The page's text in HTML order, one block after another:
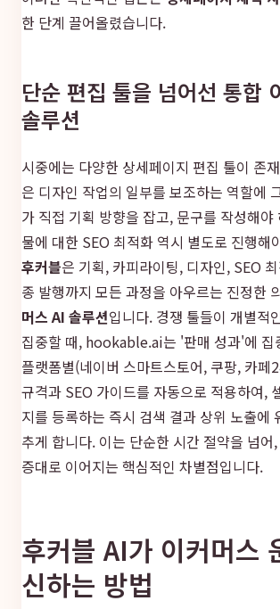
한 단계 끌어올렸습니다.
단순 편집 툴을 넘어선 통합
솔루션
시중에는 다양한 상세페이지 편집 툴이 존
은 디자인 작업의 일부를 보조하는 역할에
가 직접 기획 방향을 잡고, 문구를 작성해야
물에 대한 SEO 최적화 역시 별도로 진행해
후커블은 기획, 카피라이팅, 디자인, SEO
종 발행까지 모든 과정을 아우르는 진정한
머스 AI 솔루션입니다. 경쟁 툴들이 개별적
집중할 때, hookable.ai는 '판매 성과'에 집
플랫폼별(네이버 스마트스토어, 쿠팡, 카페
규격과 SEO 가이드를 자동으로 적용하여,
지를 등록하는 즉시 검색 결과 상위 노출에
추게 합니다. 이는 단순한 시간 절약을 넘어
증대로 이어지는 핵심적인 차별점입니다.
후커블 AI가 이커머스
신하는 방법